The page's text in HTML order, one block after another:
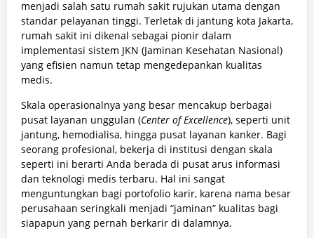
menjadi salah satu rumah sakit rujukan utama dengan
standar pelayanan tinggi. Terletak di jantung kota Jakarta,
rumah sakit ini dikenal sebagai pionir dalam
implementasi sistem JKN (Jaminan Kesehatan Nasional)
yang efisien namun tetap mengedepankan kualitas
medis.
Skala operasionalnya yang besar mencakup berbagai
pusat layanan unggulan (Center of Excellence), seperti unit
jantung, hemodialisa, hingga pusat layanan kanker. Bagi
seorang profesional, bekerja di institusi dengan skala
seperti ini berarti Anda berada di pusat arus informasi
dan teknologi medis terbaru. Hal ini sangat
menguntungkan bagi portofolio karir, karena nama besar
perusahaan seringkali menjadi “jaminan” kualitas bagi
siapapun yang pernah berkarir di dalamnya.